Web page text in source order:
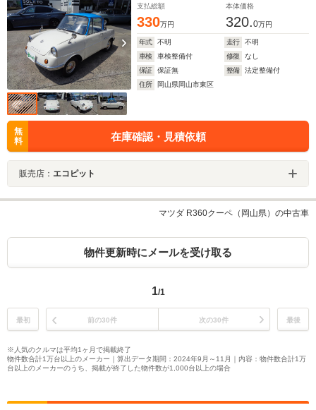
支払総額
330万円
本体価格
320.0万円
年式 不明 走行
不明
車検
車検整備付 修復
なし
保証
保証無 整備
法定整備付
住所
岡山県岡山市東区
無
料
在庫確認・見積依頼
販売店： エコピット
マツダ R360クーペ（岡山県）の中古車
物件更新時にメールを受け取る
1/1
最初 前の30件 次の30件 最後
※人気のクルマは平均1ヶ月で掲載終了
物件数合計1万台以上のメーカー｜算出データ期間：2024年9月～11月｜内容：物件数合計1万
台以上のメーカーのうち、掲載が終了した物件数が1,000台以上の場合